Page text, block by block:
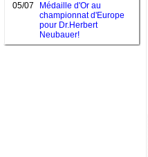
05/07
Médaille d'Or au
championnat d'Europe
pour Dr.Herbert
Neubauer!